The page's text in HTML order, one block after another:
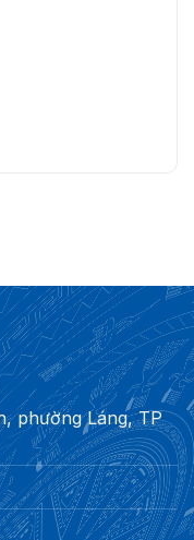
phường Láng, TP